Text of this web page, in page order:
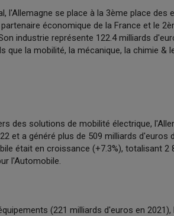
l'Allemagne se place à la 3ème place des
économique de la France et le
industrie représente 122.4 milliards
la mobilité, la mécanique, la chimie &
des solutions de mobilité électrique,
et a généré plus de 509 milliards
était en croissance (+7.3%), totalisant 2
l'Automobile.
(221 milliards d'euros en